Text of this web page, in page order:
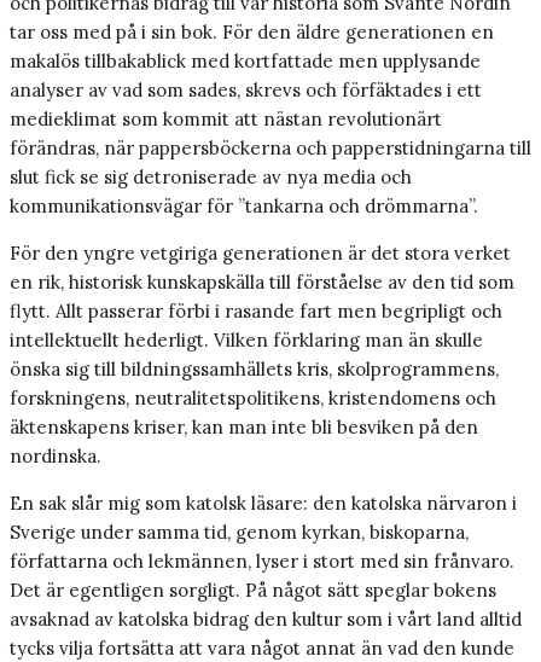
tar oss med på i sin bok. För den äldre generationen en
makalös tillbakablick med kortfattade men upplysande
analyser av vad som sades, skrevs och förfäktades i ett
medieklimat som kommit att nästan revolutionärt
förändras, när pappersböckerna och papperstidningarna till
slut fick se sig detroniserade av nya media och
kommunikationsvägar för ”tankarna och drömmarna”.
För den yngre vetgiriga generationen är det stora verket
en rik, historisk kunskapskälla till förståelse av den tid som
flytt. Allt passerar förbi i rasande fart men begripligt och
intellektuellt hederligt. Vilken förklaring man än skulle
önska sig till bildningssamhällets kris, skolprogrammens,
forskningens, neutralitetspolitikens, kristendomens och
äktenskapens kriser, kan man inte bli besviken på den
nordinska.
En sak slår mig som katolsk läsare: den katolska närvaron i
Sverige under samma tid, genom kyrkan, biskoparna,
författarna och lekmännen, lyser i stort med sin frånvaro.
Det är egentligen sorgligt. På något sätt speglar bokens
avsaknad av katolska bidrag den kultur som i vårt land alltid
tycks vilja fortsätta att vara något annat än vad den kunde